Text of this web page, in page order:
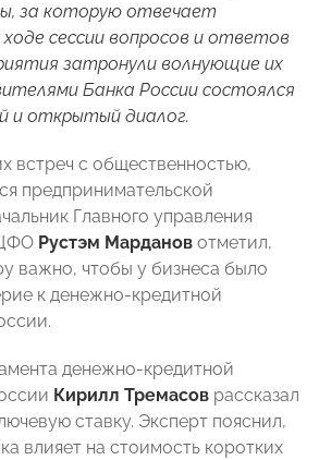
за которую отвечает
сессии вопросов и ответов
затронули волнующие их
Банка России состоялся
и открытый диалог.
встреч с общественностью,
предпринимательской
Главного управления
Рустэм Марданов отметил,
важно, чтобы у бизнеса было
к денежно-кредитной
денежно-кредитной
Кирилл Тремасов рассказал
ставку. Эксперт пояснил,
влияет на стоимость коротких